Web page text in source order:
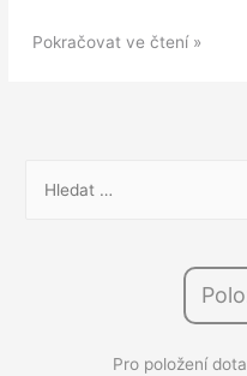
Nespokojenost
až
Pokračovat ve čtení »
Pro položení